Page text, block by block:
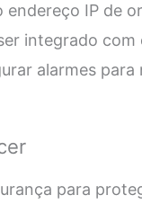
IP de
integrado
alarmes
para